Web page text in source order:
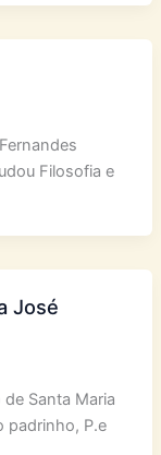
Filosofia e
José
Santa Maria
padrinho, P.e